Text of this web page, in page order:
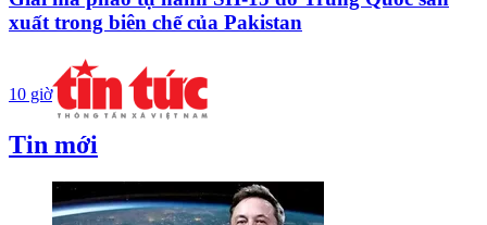
xuất trong biên chế của Pakistan
10 giờ
Tin mới